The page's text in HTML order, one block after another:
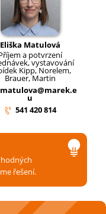
Eliška Matulová
a potvrzení
vystavování
Kipp, Norelem,
Brauer, Martin
u
541 420 814
řešení.